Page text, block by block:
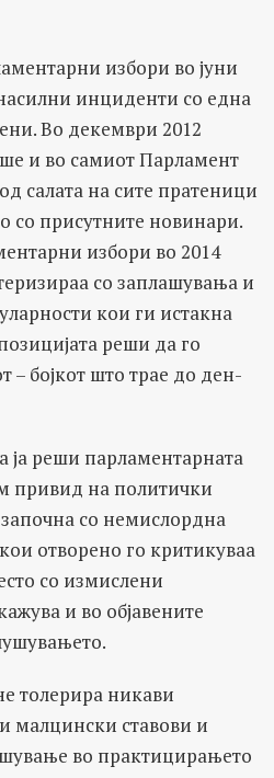
избори во јуни
инциденти со една
Во декември 2012
и во самиот Парламент
салата на сите пратеници
со присутните новинари.
избори во 2014
со заплашувања и
кои ги истакна
реши да го
– бојкот што трае до ден-
ја реши парламентарната
привид на политички
започна со немислордна
отворено го критикуваа
со измислени
и во објавените
толерира никави
малцински ставови и
во практицирањето